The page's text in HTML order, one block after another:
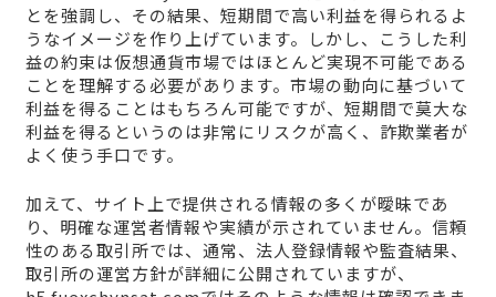
とを強調し、その結果、短期間で高い利益を得られるよ
うなイメージを作り上げています。しかし、こうした利
益の約束は仮想通貨市場ではほとんど実現不可能である
ことを理解する必要があります。市場の動向に基づいて
利益を得ることはもちろん可能ですが、短期間で莫大な
利益を得るというのは非常にリスクが高く、詐欺業者が
よく使う手口です。
加えて、サイト上で提供される情報の多くが曖昧であ
り、明確な運営者情報や実績が示されていません。信頼
性のある取引所では、通常、法人登録情報や監査結果、
取引所の運営方針が詳細に公開されていますが、